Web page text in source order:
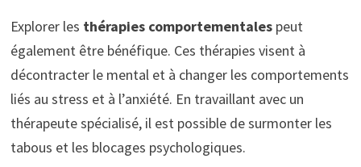
Explorer les thérapies comportementalespeut
également être bénéfique. Ces thérapies visent à
décontracter le mental et à changer les comportements
liés au stress et à l’anxiété. En travaillant avec un
thérapeute spécialisé, il est possible de surmonter les
tabous et les blocages psychologiques.